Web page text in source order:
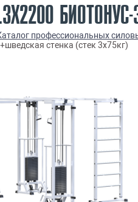
профессиональных
стенка (стек 3х75кг)